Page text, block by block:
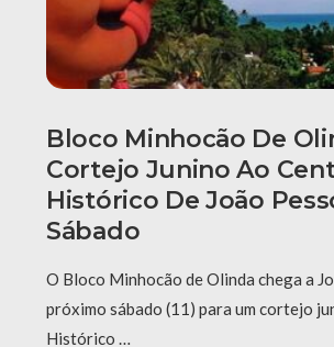
Bloco Minhocão De
Cortejo Junino Ao
Histórico De João
Sábado
O Bloco Minhocão de Olinda chega a
próximo sábado (11) para um cortejo
Histórico …